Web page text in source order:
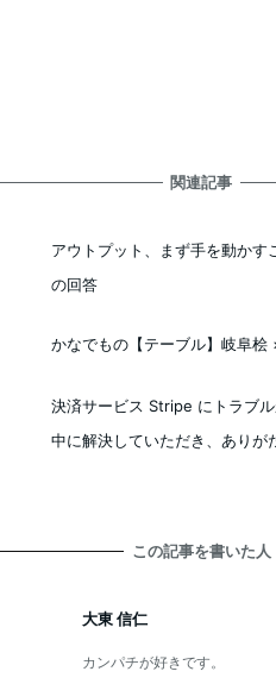
関連記事
アウトプット、まず手を動か
の回答
かなでもの【テーブル】岐阜
決済サービス Stripe にトラブ
中に解決していただき、ありが
この記事を書いた人
大東 信仁
カンパチが好きです。